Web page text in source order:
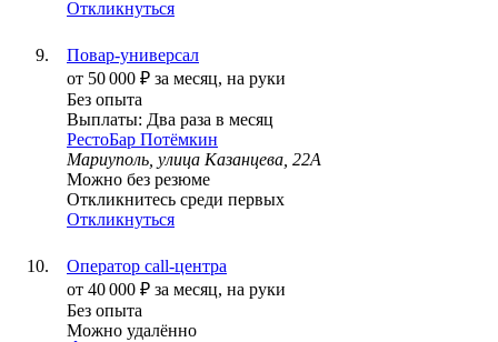
Откликнуться
Повар-универсал
от 50 000 ₽ за месяц, на руки
Без опыта
Выплаты: Два раза в месяц
РестоБар Потёмкин
Мариуполь, улица Казанцева, 22А
Можно без резюме
Откликнитесь среди первых
Откликнуться
Оператор call-центра
от 40 000 ₽ за месяц, на руки
Без опыта
Можно удалённо